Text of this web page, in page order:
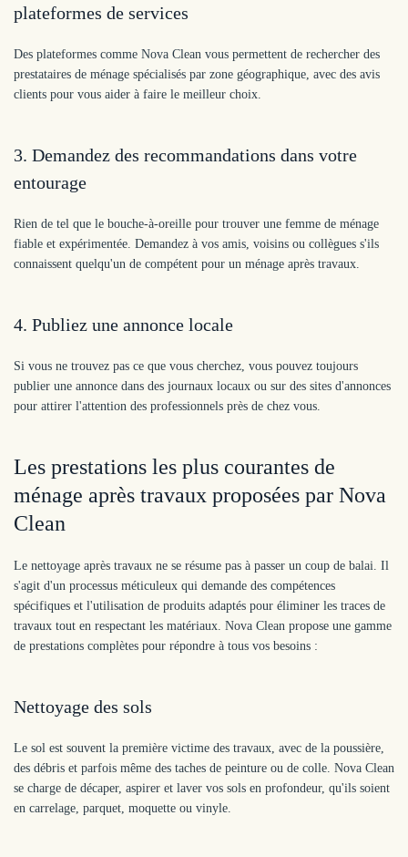
plateformes de services
Des plateformes comme Nova Clean vous permettent de rechercher des
prestataires de ménage spécialisés par zone géographique, avec des avis
clients pour vous aider à faire le meilleur choix.
3. Demandez des recommandations dans votre
entourage
Rien de tel que le bouche-à-oreille pour trouver une femme de ménage
fiable et expérimentée. Demandez à vos amis, voisins ou collègues s'ils
connaissent quelqu'un de compétent pour un ménage après travaux.
4. Publiez une annonce locale
Si vous ne trouvez pas ce que vous cherchez, vous pouvez toujours
publier une annonce dans des journaux locaux ou sur des sites d'annonces
pour attirer l'attention des professionnels près de chez vous.
Les prestations les plus courantes de
ménage après travaux proposées par Nova
Clean
Le nettoyage après travaux ne se résume pas à passer un coup de balai. Il
s'agit d'un processus méticuleux qui demande des compétences
spécifiques et l'utilisation de produits adaptés pour éliminer les traces de
travaux tout en respectant les matériaux. Nova Clean propose une gamme
de prestations complètes pour répondre à tous vos besoins :
Nettoyage des sols
Le sol est souvent la première victime des travaux, avec de la poussière,
des débris et parfois même des taches de peinture ou de colle. Nova Clean
se charge de décaper, aspirer et laver vos sols en profondeur, qu'ils soient
en carrelage, parquet, moquette ou vinyle.